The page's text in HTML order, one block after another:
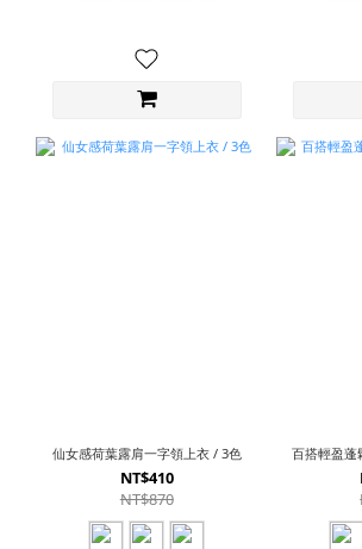
仙女感荷葉露肩一字領上衣 / 3色
NT$410
NT$870
百搭輕盈蓬